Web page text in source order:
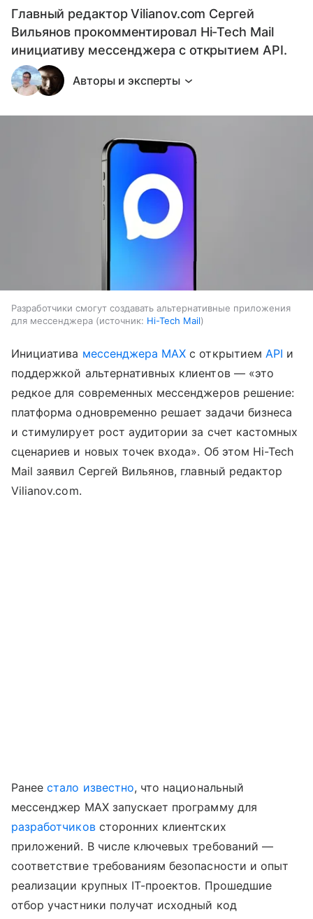
Главный редактор Vilianov.com Сергей
Вильянов прокомментировал Hi-Tech Mail
инициативу мессенджера с открытием API.
Авторы и эксперты
Разработчики смогут создавать альтернативные приложения
для мессенджера
источник: Hi-Tech Mail
Инициатива мессенджера MAX с открытием API и
поддержкой альтернативных клиентов — «это
редкое для современных мессенджеров решение:
платформа одновременно решает задачи бизнеса
и стимулирует рост аудитории за счет кастомных
сценариев и новых точек входа». Об этом Hi-Tech
Mail заявил Сергей Вильянов, главный редактор
Vilianov.com.
Ранеестало известно, что национальный
мессенджер MAX запускает программу для
разработчиковсторонних клиентских
приложений. В числе ключевых требований —
соответствие требованиям безопасности и опыт
реализации крупных IT-проектов. Прошедшие
отбор участники получат исходный код